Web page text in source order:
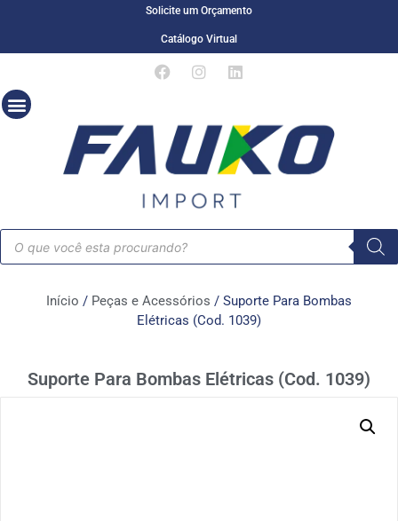
Solicite um Orçamento
Catálogo Virtual
Início / Peças e Acessórios / Suporte Para Bombas
Elétricas (Cod. 1039)
Suporte Para Bombas Elétricas (Cod. 1039)